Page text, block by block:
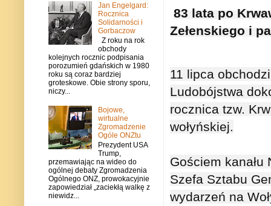
83 lata po
Zełenskiego i
11 lipca
Ludobójstwa
rocznica tzw.
wołyńskiej.
Gościem
Szefa Sztabu
wydarzeń na
Jan Engelgard:
Rocznica
Solidarności i
Gorbaczow
Z roku na rok
obchody
kolejnych rocznic podpisania
porozumień gdańskich w 1980
roku są coraz bardziej
groteskowe. Obie strony sporu,
niczy...
Bojowe,
wirtualne
Zgromadzenie
Ogóle ONZtu
Prezydent USA
Trump,
przemawiając na wideo do
ogólnej debaty Zgromadzenia
Ogólnego ONZ, prowokacyjnie
zapowiedział „zaciekłą walkę z
niewidz...